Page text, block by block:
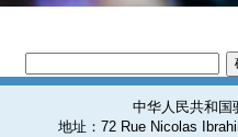
中华人民共和国
地址：72 Rue Nicolas